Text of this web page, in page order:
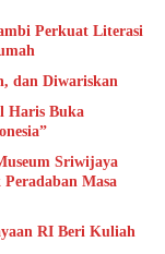
Perkuat Literasi
dan Diwariskan
Haris Buka
Sriwijaya
Masa
RI Beri Kuliah